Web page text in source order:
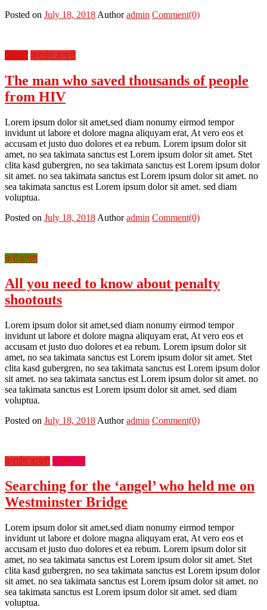
Posted on July 18, 2018 Author admin Comment(0)
क्राईम डायरी
The man who saved thousands of people
from HIV
Lorem ipsum dolor sit amet,sed diam nonumy eirmod tempor
invidunt ut labore et dolore magna aliquyam erat, At vero eos et
accusam et justo duo dolores et ea rebum. Lorem ipsum dolor sit
amet, no sea takimata sanctus est Lorem ipsum dolor sit amet. Stet
clita kasd gubergren, no sea takimata sanctus est Lorem ipsum dolor
sit amet. no sea takimata sanctus est Lorem ipsum dolor sit amet. no
sea takimata sanctus est Lorem ipsum dolor sit amet. sed diam
voluptua.
Posted on July 18, 2018 Author admin Comment(0)
क्रीडांगण
All you need to know about penalty
shootouts
Lorem ipsum dolor sit amet,sed diam nonumy eirmod tempor
invidunt ut labore et dolore magna aliquyam erat, At vero eos et
accusam et justo duo dolores et ea rebum. Lorem ipsum dolor sit
amet, no sea takimata sanctus est Lorem ipsum dolor sit amet. Stet
clita kasd gubergren, no sea takimata sanctus est Lorem ipsum dolor
sit amet. no sea takimata sanctus est Lorem ipsum dolor sit amet. no
sea takimata sanctus est Lorem ipsum dolor sit amet. sed diam
voluptua.
Posted on July 18, 2018 Author admin Comment(0)
क्राईम डायरी राजकारण
Searching for the ‘angel’ who held me on
Westminster Bridge
Lorem ipsum dolor sit amet,sed diam nonumy eirmod tempor
invidunt ut labore et dolore magna aliquyam erat, At vero eos et
accusam et justo duo dolores et ea rebum. Lorem ipsum dolor sit
amet, no sea takimata sanctus est Lorem ipsum dolor sit amet. Stet
clita kasd gubergren, no sea takimata sanctus est Lorem ipsum dolor
sit amet. no sea takimata sanctus est Lorem ipsum dolor sit amet. no
sea takimata sanctus est Lorem ipsum dolor sit amet. sed diam
voluptua.